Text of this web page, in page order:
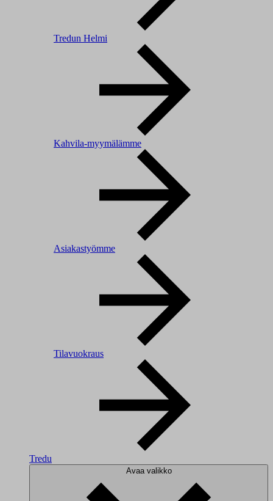
Tredun Helmi
Kahvila-myymälämme
Asiakastyömme
Tilavuokraus
Tredu
Avaa valikko